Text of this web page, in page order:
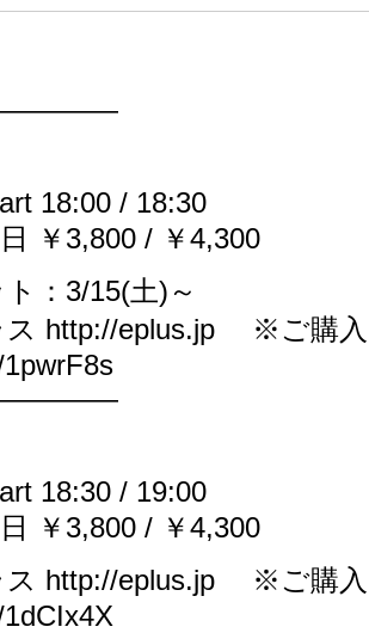
18:00 / 18:30
￥3,800 / ￥4,300
：3/15(土)～
ス http://eplus.jp ※ご購
18:30 / 19:00
￥3,800 / ￥4,300
ス http://eplus.jp ※ご購